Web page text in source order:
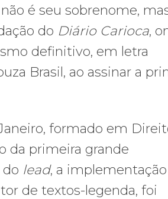
é seu sobrenome,
do Diário Carioca,
definitivo, em letra
Brasil, ao assinar a
formado em
da primeira grande
lead, a
de textos-legenda, foi